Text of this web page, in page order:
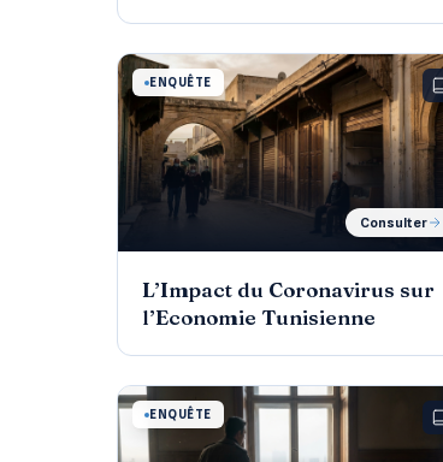
ENQUÊTE
Consulter
L’Impact du Coronavirus sur
l’Economie Tunisienne
ENQUÊTE